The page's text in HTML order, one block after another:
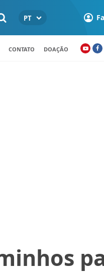
PT
CONTATO DOAÇÃO